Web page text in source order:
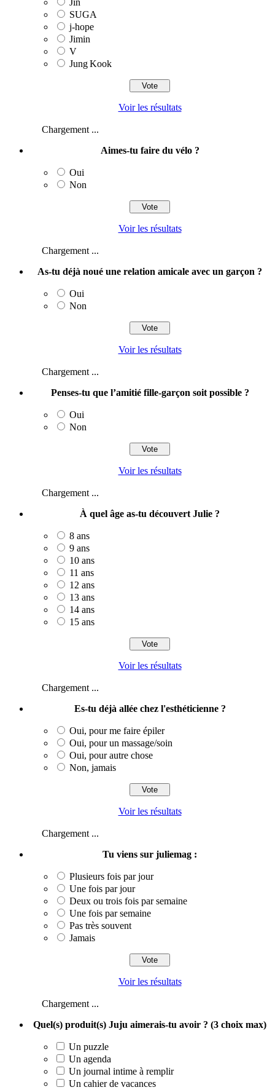
Jin
SUGA
j‑hope
Jimin
V
Jung Kook
Voir les résultats
Chargement ...
Aimes-tu faire du vélo ?
Oui
Non
Voir les résultats
Chargement ...
As-tu déjà noué une relation amicale avec un garçon ?
Oui
Non
Voir les résultats
Chargement ...
Penses-tu que l’amitié fille-garçon soit possible ?
Oui
Non
Voir les résultats
Chargement ...
À quel âge as-tu découvert Julie ?
8 ans
9 ans
10 ans
11 ans
12 ans
13 ans
14 ans
15 ans
Voir les résultats
Chargement ...
Es-tu déjà allée chez l'esthéticienne ?
Oui, pour me faire épiler
Oui, pour un massage/soin
Oui, pour autre chose
Non, jamais
Voir les résultats
Chargement ...
Tu viens sur juliemag :
Plusieurs fois par jour
Une fois par jour
Deux ou trois fois par semaine
Une fois par semaine
Pas très souvent
Jamais
Voir les résultats
Chargement ...
Quel(s) produit(s) Juju aimerais-tu avoir ? (3 choix max)
Un puzzle
Un agenda
Un journal intime à remplir
Un cahier de vacances